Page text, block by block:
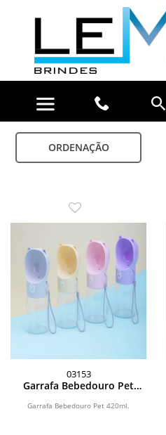
ORDENAÇÃO
03153
Garrafa Bebedouro Pet
Garrafa Bebedouro Pet 420ml.